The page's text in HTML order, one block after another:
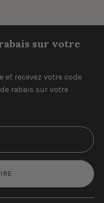
sur votre
et recevez votre code
rabais sur votre